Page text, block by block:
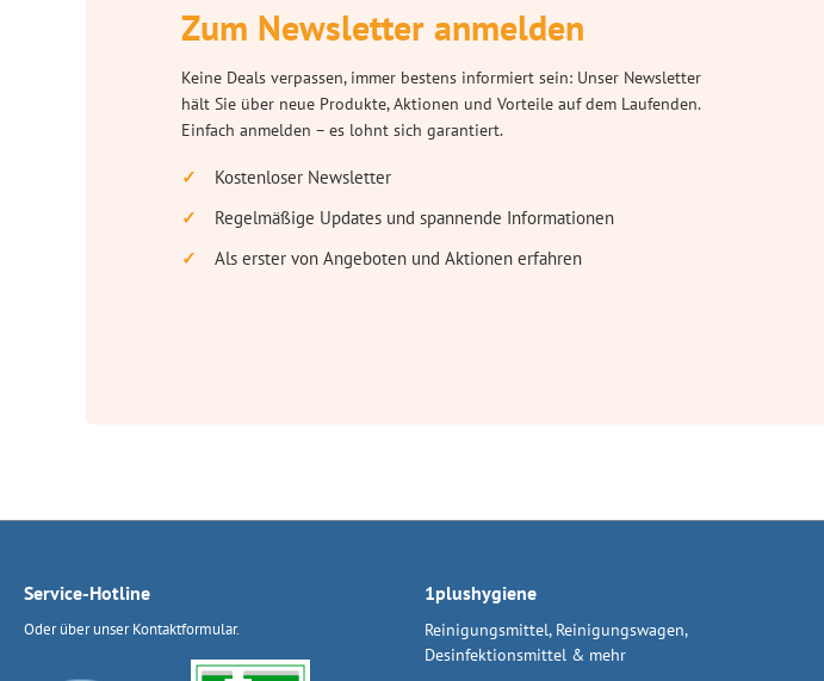
Zum Newsletter anmelden
Keine Deals verpassen, immer bestens informiert sein: Unser Newsletter
hält Sie über neue Produkte, Aktionen und Vorteile auf dem Laufenden.
Einfach anmelden – es lohnt sich garantiert.
Kostenloser Newsletter
Regelmäßige Updates und spannende Informationen
Als erster von Angeboten und Aktionen erfahren
Service-Hotline
Oder über unserKontaktformular.
1plushygiene
Reinigungsmittel, Reinigungswagen,
Desinfektionsmittel & mehr